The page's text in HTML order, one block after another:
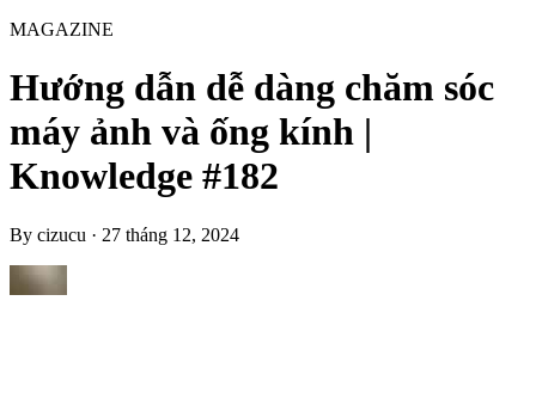
MAGAZINE
Hướng dẫn dễ dàng chăm sóc
máy ảnh và ống kính |
Knowledge #182
By cizucu · 27 tháng 12, 2024